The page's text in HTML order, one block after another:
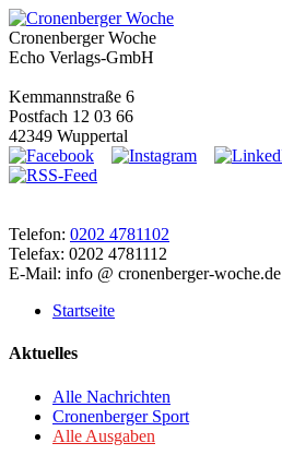
Cronenberger Woche
Echo Verlags-GmbH
Kemmannstraße 6
Postfach 12 03 66
42349 Wuppertal
Telefon: 0202 4781102
Telefax: 0202 4781112
E-Mail: info @ cronenberger-woche.de
Startseite
Aktuelles
Alle Nachrichten
Cronenberger Sport
Alle Ausgaben